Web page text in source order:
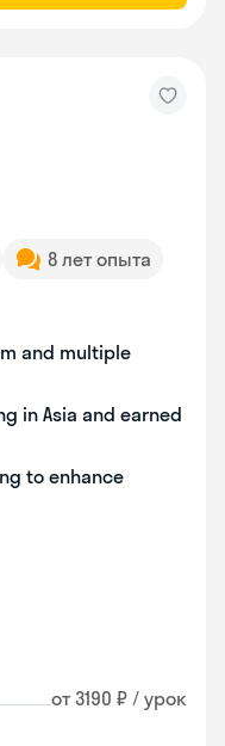
8 лет опыта
and multiple
in Asia and earned
to enhance
от 3190 ₽ / урок